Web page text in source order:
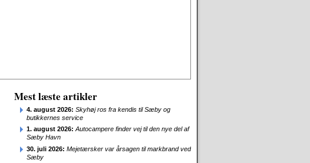
Mest læste artikler
4. august 2026: Skyhøj ros fra kendis til Sæby og
butikkernes service
1. august 2026: Autocampere finder vej til den nye del af
Sæby Havn
30. juli 2026: Mejetærsker var årsagen til markbrand ved
Sæby